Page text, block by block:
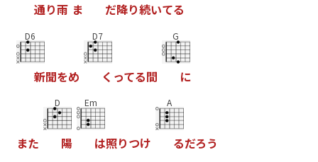
通り雨 ま だ降り続いてる
D6
新聞をめ
D7
く ってる間
G
に
また
D
陽
Em
は照りつけ
A
るだろう